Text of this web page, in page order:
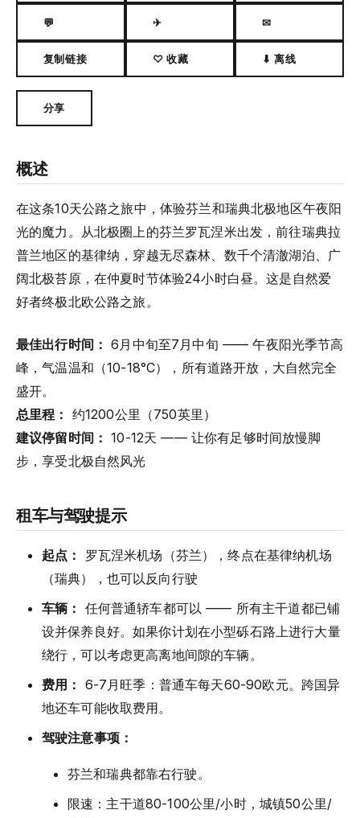
💬 ✈ ✉
复制链接 ♡ 收藏 ⬇ 离线
分享
概述
在这条10天公路之旅中，体验芬兰和瑞典北极地区午夜阳
光的魔力。从北极圈上的芬兰罗瓦涅米出发，前往瑞典拉
普兰地区的基律纳，穿越无尽森林、数千个清澈湖泊、广
阔北极苔原，在仲夏时节体验24小时白昼。这是自然爱
好者终极北欧公路之旅。
最佳出行时间： 6月中旬至7月中旬 —— 午夜阳光季节高
峰，气温温和（10-18°C），所有道路开放，大自然完全
盛开。
总里程： 约1200公里（750英里）
建议停留时间： 10-12天 —— 让你有足够时间放慢脚
步，享受北极自然风光
租车与驾驶提示
起点：
罗瓦涅米机场（芬兰），终点在基律纳机场
（瑞典），也可以反向行驶
车辆： 任何普通轿车都可以 —— 所有主干道都已铺
设并保养良好。如果你计划在小型砾石路上进行大量
绕行，可以考虑更高离地间隙的车辆。
费用： 6-7月旺季：普通车每天60-90欧元。跨国异
地还车可能收取费用。
驾驶注意事项：
芬兰和瑞典都靠右行驶。
限速：主干道80-100公里/小时，城镇50公里/